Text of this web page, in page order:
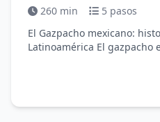
260 min
5 pasos
El Gazpacho mexicano:
Latinoamérica El gazpacho